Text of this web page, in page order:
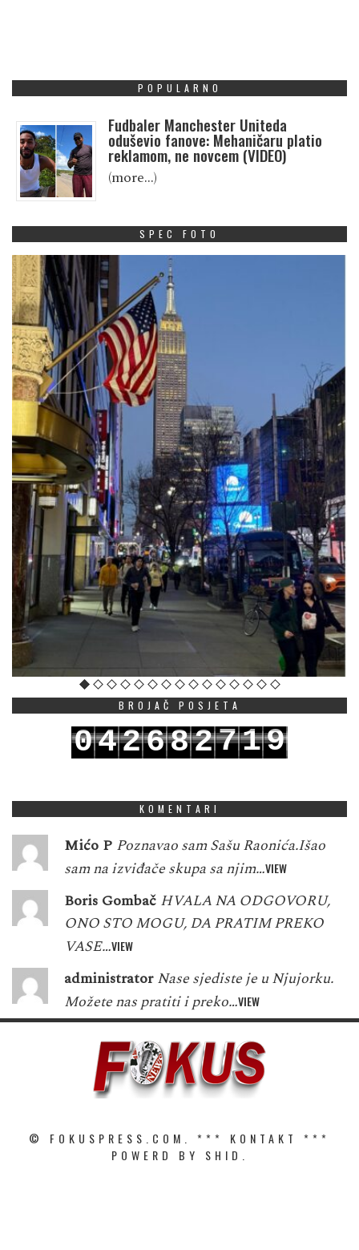
POPULARNO
Fudbaler Manchester Uniteda
oduševio fanove: Mehaničaru platio
reklamom, ne novcem (VIDEO)
(more…)
SPEC FOTO
BROJAČ POSJETA
042682719
KOMENTARI
Mićo P Poznavao sam Sašu Raonića.Išao
sam na izviđače skupa sa njim…VIEW
Boris Gombač HVALA NA ODGOVORU,
ONO STO MOGU, DA PRATIM PREKO
VASE…VIEW
administrator Nase sjediste je u Njujorku.
Možete nas pratiti i preko…VIEW
© FOKUSPRESS.COM. *** KONTAKT
***
POWERD BY SHID.